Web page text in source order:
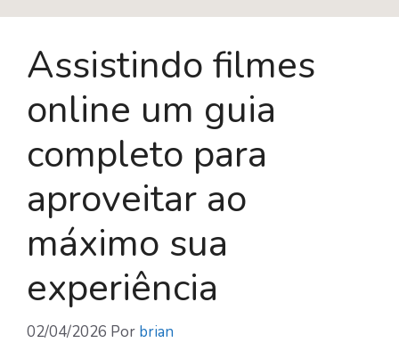
Assistindo filmes
online um guia
completo para
aproveitar ao
máximo sua
experiência
02/04/2026 Por brian